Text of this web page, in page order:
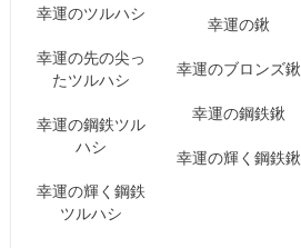
幸運のツルハシ
幸運の先の尖っ
たツルハシ
幸運の鋼鉄ツル
ハシ
幸運の輝く鋼鉄
ツルハシ
幸運の鍬
幸運のブロンズ鍬
幸運の鋼鉄鍬
幸運の輝く鋼鉄鍬